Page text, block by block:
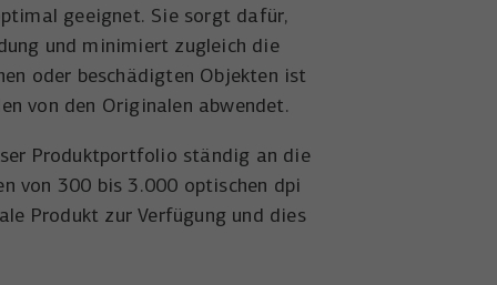
geeignet. Sie sorgt dafür,
und minimiert zugleich die
oder beschädigten Objekten ist
von den Originalen abwendet.
Produktportfolio ständig an die
von 300 bis 3.000 optischen dpi
Produkt zur Verfügung und dies